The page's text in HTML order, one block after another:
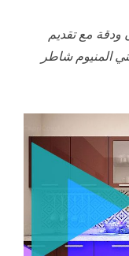
ودقة مع تقديم
المنيوم شاطر